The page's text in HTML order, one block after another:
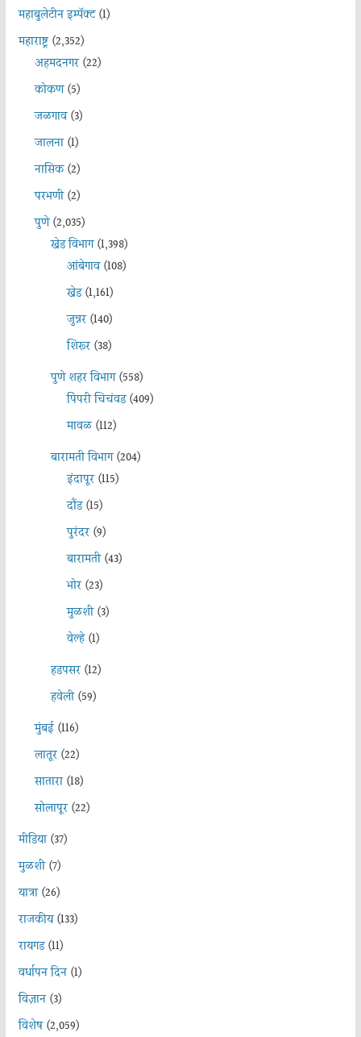
महाबुलेटीन इम्पॅक्ट(1)
महाराष्ट्र(2,352)
अहमदनगर(22)
कोकण(5)
जळगाव(3)
जालना(1)
नासिक(2)
परभणी(2)
पुणे(2,035)
खेड विभाग(1,398)
आंबेगाव(108)
खेड(1,161)
जुन्नर(140)
शिरूर(38)
पुणे शहर विभाग(558)
पिंपरी चिचंवड(409)
मावळ(112)
बारामती विभाग(204)
इंदापूर(115)
दौंड(15)
पुरंदर(9)
बारामती(43)
भोर(23)
मुळशी(3)
वेल्हे(1)
हडपसर(12)
हवेली(59)
मुंबई(116)
लातूर(22)
सातारा(18)
सोलापूर(22)
मीडिया(37)
मुळशी(7)
यात्रा(26)
राजकीय(133)
रायगड(11)
वर्धापन दिन(1)
विज्ञान(3)
विशेष(2,059)